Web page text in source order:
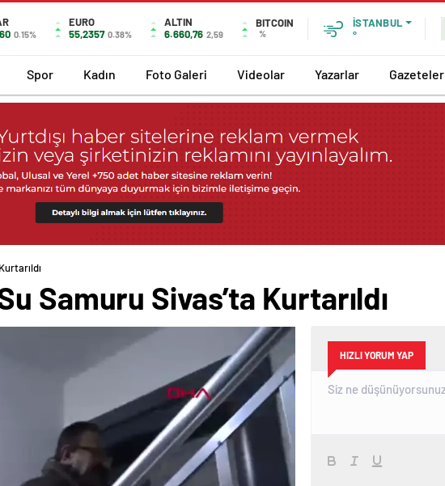
0.15%
EURO
55,2357 0.38%
ALTIN
6.660,76 2,59
BITCOIN
%
İSTANBUL
°
Spor Kadın Foto Galeri Videolar Yazarlar Gazeteler
Samuru Sivas’ta Kurtarıldı
HIZLI YORUM YAP